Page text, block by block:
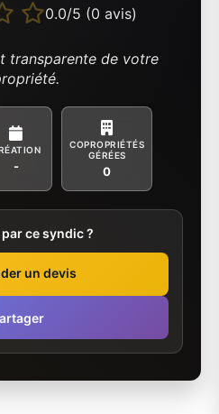
0.0/5 (0 avis)
transparente de votre
-
COPROPRIÉTÉS
GÉRÉES
0
ce syndic ?
un devis